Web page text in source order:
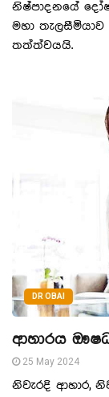
නිෂ්පාදනයේ
මහා
තත්ත්වයයි.
DR OBAI
ආහාරය
25 May 2024
නිවැරදි ආහාර,